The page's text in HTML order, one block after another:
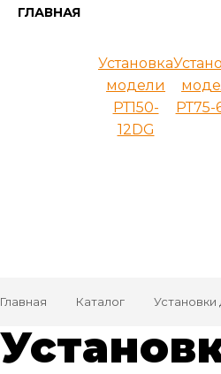
ГЛАВНАЯ
Установка
модели
РТ150-
12DG
РТ75-
Главная Каталог